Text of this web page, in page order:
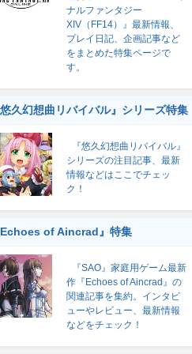
ナルファンタジー
XIV（FF14）』最新情報、
プレイ日記、企画記事など
をまとめた特集ページで
す。
久幻想曲リバイバル』シリーズ特集
『悠久幻想曲リバイバル』
シリーズの注目記事、最新
情報などはここでチェッ
ク！
of Aincrad』特集
『SAO』家庭用ゲーム最新
作『Echoes of Aincrad』の
関連記事を集約。インタビ
ューやレビュー、最新情報
などをチェック！